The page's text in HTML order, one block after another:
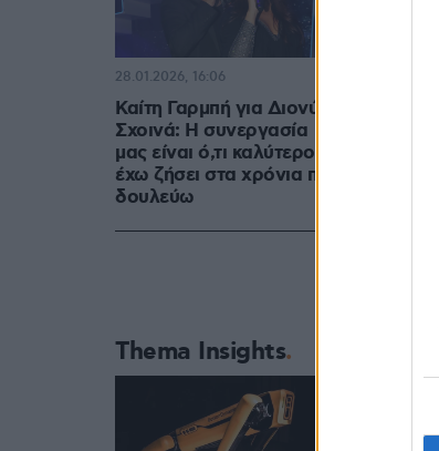
Καίτη Γαρμπή για Διονύση
Σχοινά: Η συνεργασία
μας είναι ό,τι καλύτερο
έχω ζήσει στα χρόνια που
δουλεύω
28.01.2026, 16:06
Thema Insights